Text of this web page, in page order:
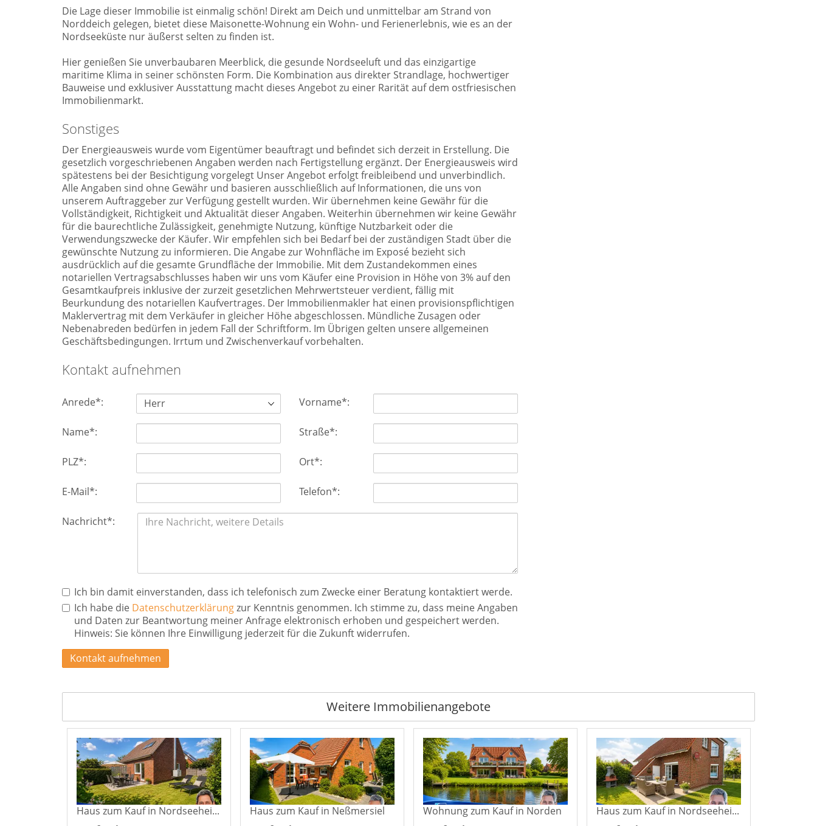
Die Lage dieser Immobilie ist einmalig schön! Direkt am Deich und unmittelbar am Strand von
Norddeich gelegen, bietet diese Maisonette-Wohnung ein Wohn- und Ferienerlebnis, wie es an der
Nordseeküste nur äußerst selten zu finden ist.
Hier genießen Sie unverbaubaren Meerblick, die gesunde Nordseeluft und das einzigartige
maritime Klima in seiner schönsten Form. Die Kombination aus direkter Strandlage, hochwertiger
Bauweise und exklusiver Ausstattung macht dieses Angebot zu einer Rarität auf dem ostfriesischen
Immobilienmarkt.
Sonstiges
Der Energieausweis wurde vom Eigentümer beauftragt und befindet sich derzeit in Erstellung. Die
gesetzlich vorgeschriebenen Angaben werden nach Fertigstellung ergänzt. Der Energieausweis wird
spätestens bei der Besichtigung vorgelegt Unser Angebot erfolgt freibleibend und unverbindlich.
Alle Angaben sind ohne Gewähr und basieren ausschließlich auf Informationen, die uns von
unserem Auftraggeber zur Verfügung gestellt wurden. Wir übernehmen keine Gewähr für die
Vollständigkeit, Richtigkeit und Aktualität dieser Angaben. Weiterhin übernehmen wir keine Gewähr
für die baurechtliche Zulässigkeit, genehmigte Nutzung, künftige Nutzbarkeit oder die
Verwendungszwecke der Käufer. Wir empfehlen sich bei Bedarf bei der zuständigen Stadt über die
gewünschte Nutzung zu informieren. Die Angabe zur Wohnfläche im Exposé bezieht sich
ausdrücklich auf die gesamte Grundfläche der Immobilie. Mit dem Zustandekommen eines
notariellen Vertragsabschlusses haben wir uns vom Käufer eine Provision in Höhe von 3% auf den
Gesamtkaufpreis inklusive der zurzeit gesetzlichen Mehrwertsteuer verdient, fällig mit
Beurkundung des notariellen Kaufvertrages. Der Immobilienmakler hat einen provisionspflichtigen
Maklervertrag mit dem Verkäufer in gleicher Höhe abgeschlossen. Mündliche Zusagen oder
Nebenabreden bedürfen in jedem Fall der Schriftform. Im Übrigen gelten unsere allgemeinen
Geschäftsbedingungen. Irrtum und Zwischenverkauf vorbehalten.
Kontakt aufnehmen
Anrede*: Vorname*:
Name*: Straße*:
PLZ*: Ort*:
E-Mail*: Telefon*:
Nachricht*:
Ich bin damit einverstanden, dass ich telefonisch zum Zwecke einer Beratung kontaktiert werde.
Ich habe die Datenschutzerklärungzur Kenntnis genommen. Ich stimme zu, dass meine Angaben
und Daten zur Beantwortung meiner Anfrage elektronisch erhoben und gespeichert werden.
Hinweis: Sie können Ihre Einwilligung jederzeit für die Zukunft widerrufen.
Kontakt aufnehmen
Weitere Immobilienangebote
Haus zum Kauf in Nordseeheilbad Norddeich
Haus zum Kauf in Neßmersiel
Wohnung zum Kauf in Norden
Haus zum Kauf in Nordseeheilbad Norddeich